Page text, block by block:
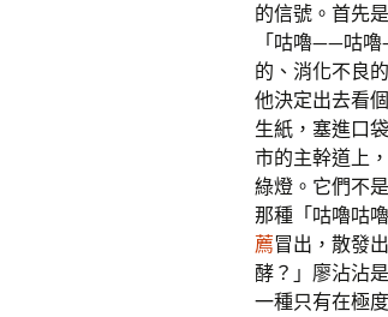
的信號。首先
「咕嚕——咕
的、消化不良
他決定出去看
生紙，塞進口
市的主幹道上
綠燈。它們不
那種「咕嚕咕
薦冒出，散發
酵？」廖沾沾
一種只有在極